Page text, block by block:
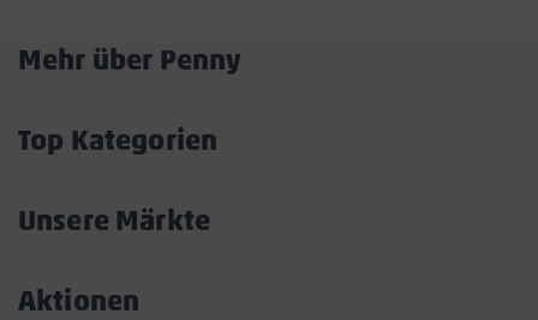
Mehr über Penny
Top Kategorien
Unsere Märkte
Aktionen